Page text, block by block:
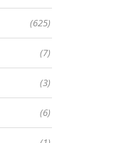
(625)
(7)
(3)
(6)